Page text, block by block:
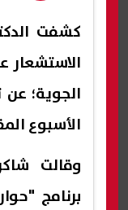
كشفت
الاستشعار
الجوية؛ عن
الأسبوع
وقالت
برنامج